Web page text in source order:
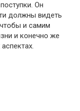
Он
должны видеть
и самим
и конечно же